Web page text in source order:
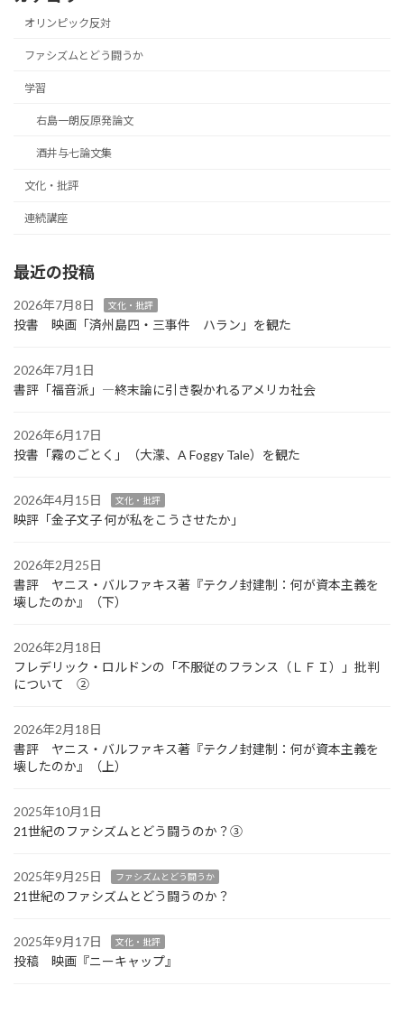
オリンピック反対
ファシズムとどう闘うか
学習
右島一朗反原発論文
酒井与七論文集
文化・批評
連続講座
最近の投稿
2026年7月8日 文化・批評
投書 映画「済州島四・三事件 ハラン」を観た
2026年7月1日
書評「福音派」―終末論に引き裂かれるアメリカ社会
2026年6月17日
投書「霧のごとく」（大濛、A Foggy Tale）を観た
2026年4月15日 文化・批評
映評「金子文子 何が私をこうさせたか」
2026年2月25日
書評 ヤニス・バルファキス著『テクノ封建制：何が資本主義を
壊したのか』（下）
2026年2月18日
フレデリック・ロルドンの「不服従のフランス（ＬＦＩ）」批判
について ②
2026年2月18日
書評 ヤニス・バルファキス著『テクノ封建制：何が資本主義を
壊したのか』（上）
2025年10月1日
21世紀のファシズムとどう闘うのか？③
2025年9月25日 ファシズムとどう闘うか
21世紀のファシズムとどう闘うのか？
2025年9月17日 文化・批評
投稿 映画『ニーキャップ』